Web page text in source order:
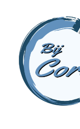
naar
navigatie
inhoud